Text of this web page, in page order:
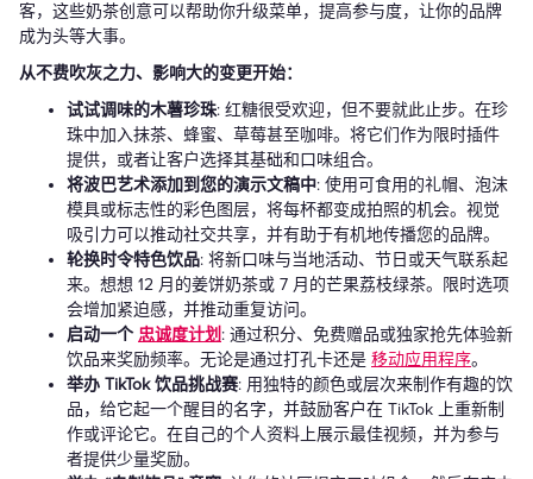
客，这些奶茶创意可以帮助你升级菜单，提高参与度，让你的品牌
成为头等大事。
从不费吹灰之力、影响大的变更开始：
试试调味的木薯珍珠: 红糖很受欢迎，但不要就此止步。在珍
珠中加入抹茶、蜂蜜、草莓甚至咖啡。将它们作为限时插件
提供，或者让客户选择其基础和口味组合。
将波巴艺术添加到您的演示文稿中: 使用可食用的礼帽、泡沫
模具或标志性的彩色图层，将每杯都变成拍照的机会。视觉
吸引力可以推动社交共享，并有助于有机地传播您的品牌。
轮换时令特色饮品: 将新口味与当地活动、节日或天气联系起
来。想想 12 月的姜饼奶茶或 7 月的芒果荔枝绿茶。限时选项
会增加紧迫感，并推动重复访问。
启动一个 忠诚度计划 : 通过积分、免费赠品或独家抢先体验新
饮品来奖励频率。无论是通过打孔卡还是 移动应用程序。
举办 TikTok 饮品挑战赛: 用独特的颜色或层次来制作有趣的饮
品，给它起一个醒目的名字，并鼓励客户在 TikTok 上重新制
作或评论它。在自己的个人资料上展示最佳视频，并为参与
者提供少量奖励。